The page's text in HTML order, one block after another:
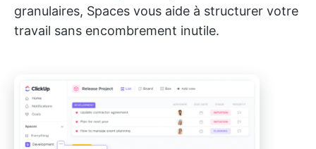
granulaires, Spaces vous aide à structurer votre
travail sans encombrement inutile.